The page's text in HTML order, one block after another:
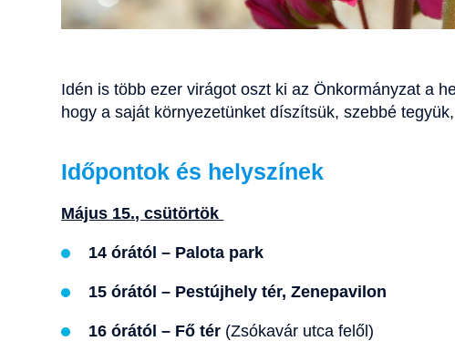
Idén is több ezer virágot oszt ki az Önkormányzat a
hogy a saját környezetünket díszítsük, szebbé
Időpontok és helyszínek
Május 15., csütörtök
14 órától – Palota park
15 órától – Pestújhely tér, Zenepavilon
16 órától – Fő tér (Zsókavár utca felől)